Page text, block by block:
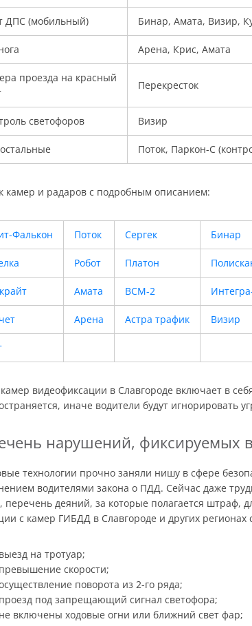
ДПС (мобильный) Бинар, Амата, Визир,
Арена, Крис, Амата
проезда на красный
Перекресток
светофоров Визир
Поток, Паркон-С
камер и радаров с подробным описанием:
Фалькон Поток Сергек Бинар
Робот Платон
Амата ВСМ-2
Арена Астра трафик Визир
видеофиксации в Славгороде включает в
иначе водители будут игнорировать
нарушений, фиксируемых
технологии прочно заняли нишу в сфере
водителями закона о ПДД. Сейчас даже
перечень деяний, за которые полагается штраф,
с камер ГИБДД в Славгороде и других регионах
выезд на тротуар;
превышение скорости;
поворота из 2-го ряда;
проезд под запрещающий сигнал светофора;
не включены ходовые огни или ближний свет фар;